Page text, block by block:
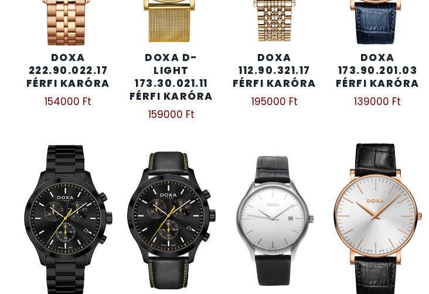
DOXA
222.90.022.17
FÉRFI KARÓRA
154000 Ft
DOXA D-
LIGHT
173.30.021.11
FÉRFI KARÓRA
159000 Ft
DOXA
112.90.321.17
FÉRFI KARÓRA
195000 Ft
DOXA
173.90.201.03
FÉRFI KARÓRA
139000 Ft
KENNETH COLE
MASERATI
MORGAN 3
OKOSÓRA SZÍJAK 9
OKOSÓRÁK 55
ÖNGYÚJTÓK